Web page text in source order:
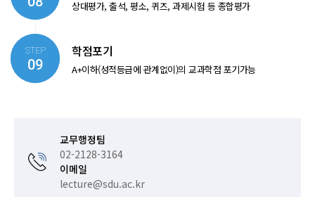
상대평가, 출석, 평소, 퀴즈, 과제시험 등 종합평가
STEP
09
학점포기
A+이하(성적등급에 관계없이)의 교과학점 포기가능
교무행정팀
02-2128-3164
이메일
lecture@sdu.ac.kr